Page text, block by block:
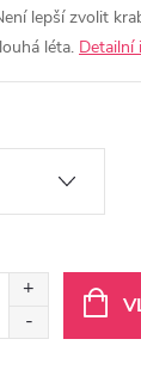
lepší zvolit
léta. Detailní